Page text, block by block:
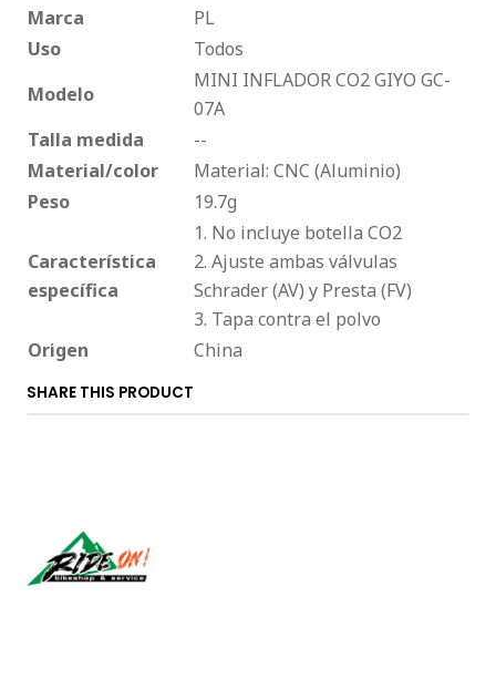
Marca
PL
Uso
Todos
Modelo
MINI INFLADOR CO2 GIYO GC-
07A
Talla medida
--
Material/color
Material: CNC (Aluminio)
Peso
19.7g
Característica
específica
1. No incluye botella CO2
2. Ajuste ambas válvulas
Schrader (AV) y Presta (FV)
3. Tapa contra el polvo
Origen
China
SHARE THIS PRODUCT